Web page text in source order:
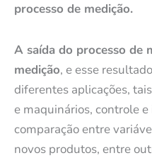
processo de medição.
A saída do processo de
medição, e esse
diferentes aplicações,
e maquinários, controle
comparação entre
novos produtos, entre